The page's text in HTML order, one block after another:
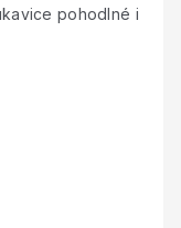
pohodlné i